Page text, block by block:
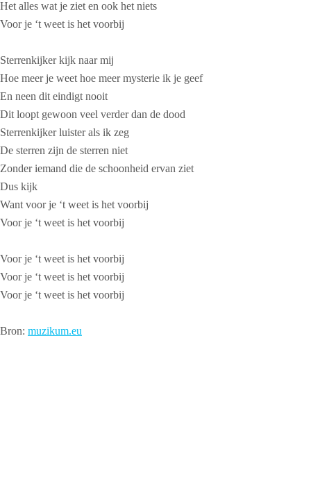
Het alles wat je ziet en ook het niets
Voor je ‘t weet is het voorbij
Sterrenkijker kijk naar mij
Hoe meer je weet hoe meer mysterie ik je geef
En neen dit eindigt nooit
Dit loopt gewoon veel verder dan de dood
Sterrenkijker luister als ik zeg
De sterren zijn de sterren niet
Zonder iemand die de schoonheid ervan ziet
Dus kijk
Want voor je ‘t weet is het voorbij
Voor je ‘t weet is het voorbij
Voor je ‘t weet is het voorbij
Voor je ‘t weet is het voorbij
Voor je ‘t weet is het voorbij
Bron: muzikum.eu